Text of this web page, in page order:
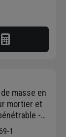
masse en
mortier et
-
g
1